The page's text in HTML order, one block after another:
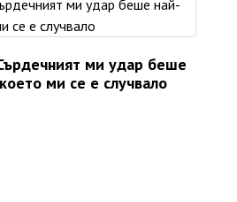
ми удар беше
ми се е случвало